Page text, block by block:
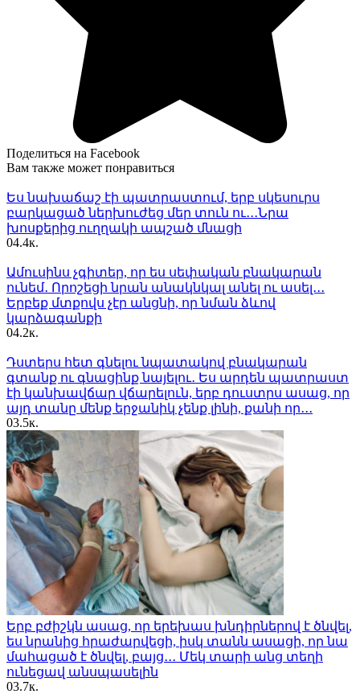
Поделиться на Facebook
Вам также может понравиться
Ես նախաճաշ էի պատրաստում, երբ սկեսուրս
բարկացած ներխուժեց մեր տուն ու․․․Նրա
խոսքերից ուղղակի ապշած մնացի
04.4к.
Ամուսինս չգիտեր, որ ես սեփական բնակարան
ունեմ․ Որոշեցի նրան անակնկալ անել ու ասել․․․
Երբեք մտքովս չէր անցնի, որ նման ձևով
կարձագանքի
04.2к.
Դստերս հետ գնելու նպատակով բնակարան
գտանք ու գնացինք նայելու․ Ես արդեն պատրաստ
էի կանխավճար վճարելուն, երբ դուստրս ասաց, որ
այդ տանը մենք երջանիկ չենք լինի, քանի որ․․․
03.5к.
Երբ բժիշկն ասաց, որ երեխաս խնդիրներով է ծնվել,
ես նրանից հրաժարվեցի, իսկ տանն ասացի, որ նա
մահացած է ծնվել, բայց․․․ Մեկ տարի անց տեղի
ունեցավ անսպասելին
03.7к.